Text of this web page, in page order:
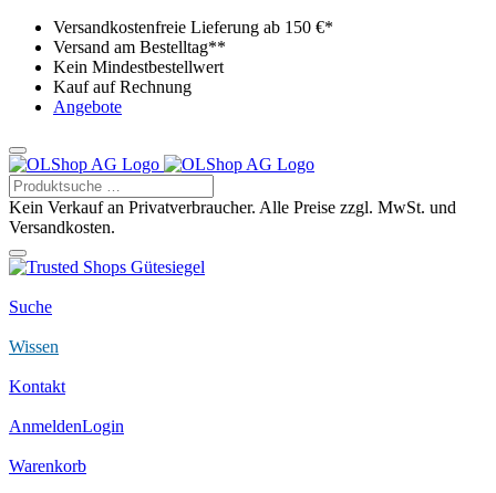
Versandkostenfreie Lieferung ab 150 €*
Versand am Bestelltag**
Kein Mindestbestellwert
Kauf auf Rechnung
Angebote
Kein Verkauf an Privatverbraucher. Alle Preise zzgl. MwSt. und
Versandkosten.
Suche
Wissen
Kontakt
AnmeldenLogin
Warenkorb